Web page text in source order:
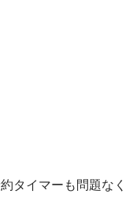
タイマーも問題なく